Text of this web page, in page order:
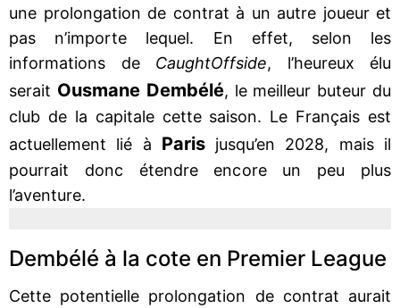
une prolongation de contrat à un autre joueur et
pas n’importe lequel. En effet, selon les
informations de CaughtOffside, l’heureux élu
serait Ousmane Dembélé, le meilleur buteur du
club de la capitale cette saison. Le Français est
actuellement lié à Parisjusqu’en 2028, mais il
pourrait donc étendre encore un peu plus
l’aventure.
Dembélé à la cote en Premier League
Cette potentielle prolongation de contrat aurait